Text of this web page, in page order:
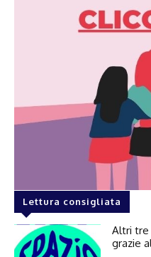
Lettura consigliata
Altri tre
grazie